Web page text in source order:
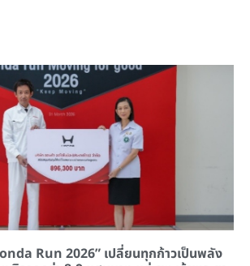
Run 2026” เปลี่ยนทุกก้าวเป็นพลัง